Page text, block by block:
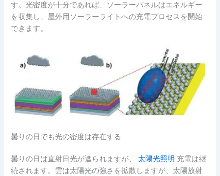
す。光密度が十分であれば、ソーラーパネルはエネルギー
を収集し、屋外用ソーラーライトへの充電プロセスを開始
できます。
曇りの日でも光の密度は存在する
曇りの日は直射日光が遮られますが、 太陽光照明 充電は継
続されます。雲は太陽光の強さを拡散しますが、太陽放射